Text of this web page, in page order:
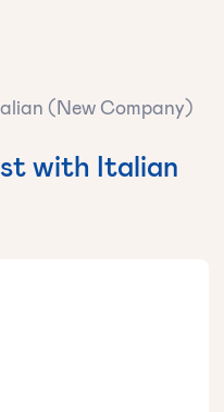
(New Company)
with Italian